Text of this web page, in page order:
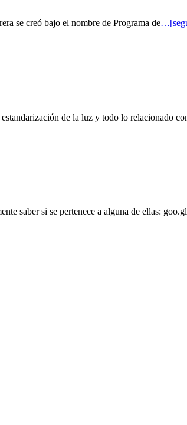
se creó bajo el nombre de Programa de
de la luz y todo lo relacionado
saber si se pertenece a alguna de ellas: